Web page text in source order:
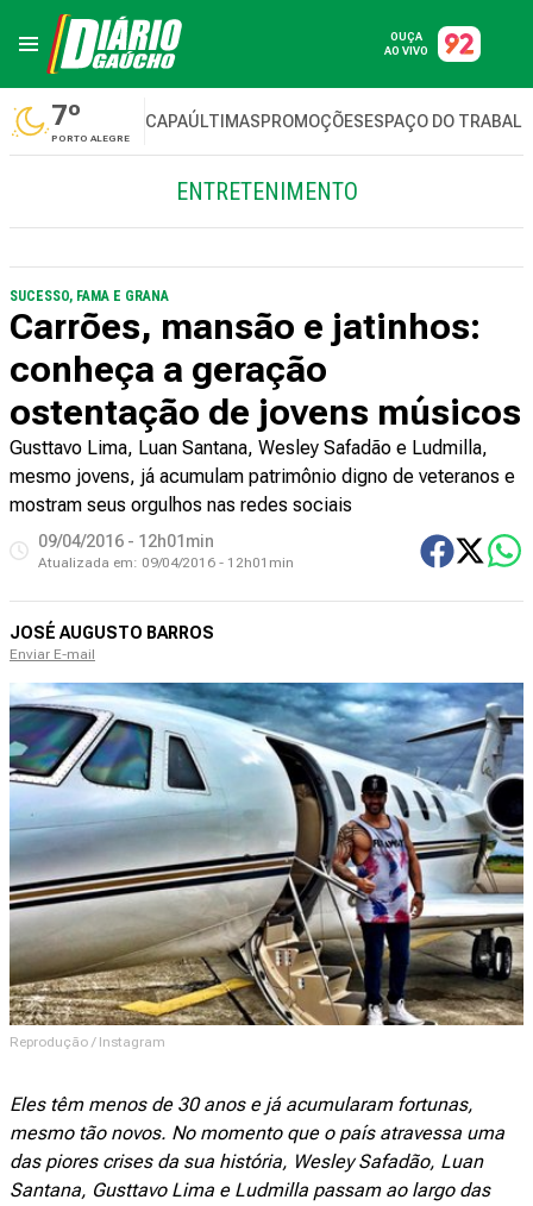
OUÇA
AO VIVO
7º
PORTO ALEGRE
CAPAÚLTIMASPROMOÇÕESESPAÇO DO
ENTRETENIMENTO
SUCESSO, FAMA E GRANA
Carrões, mansão e jatinhos:
conheça a geração
ostentação de jovens músicos
Gusttavo Lima, Luan Santana, Wesley Safadão e Ludmilla,
mesmo jovens, já acumulam patrimônio digno de veteranos e
mostram seus orgulhos nas redes sociais
09/04/2016 - 12h01min
Atualizada em: 09/04/2016 - 12h01min
JOSÉ AUGUSTO BARROS
Enviar E-mail
Reprodução / Instagram
Eles têm menos de 30 anos e já acumularam fortunas,
mesmo tão novos. No momento que o país atravessa uma
das piores crises da sua história, Wesley Safadão, Luan
Santana, Gusttavo Lima e Ludmilla passam ao largo das